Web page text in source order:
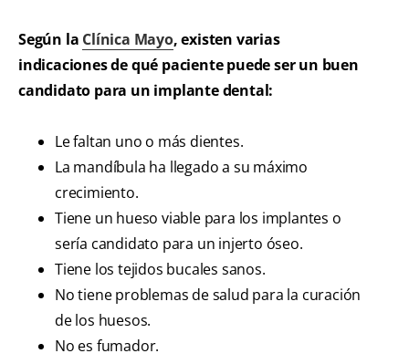
Según la Clínica Mayo, existen varias
indicaciones de qué paciente puede ser un buen
candidato para un implante dental:
Le faltan uno o más dientes.
La mandíbula ha llegado a su máximo
crecimiento.
Tiene un hueso viable para los implantes o
sería candidato para un injerto óseo.
Tiene los tejidos bucales sanos.
No tiene problemas de salud para la curación
de los huesos.
No es fumador.